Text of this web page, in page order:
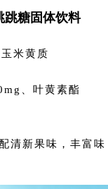
跳糖固体饮料
米黄质
、叶黄素酯
清新果味，丰富味